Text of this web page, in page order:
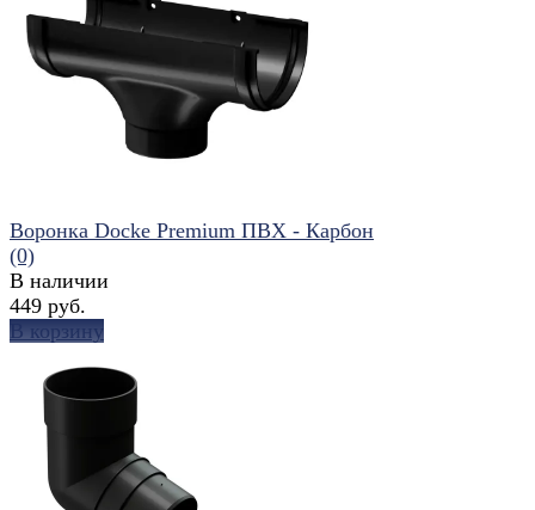
избранное сравнить
избранное сравнить
Воронка Docke Premium ПВХ - Карбон
(0)
В наличии
449 руб.
В корзину